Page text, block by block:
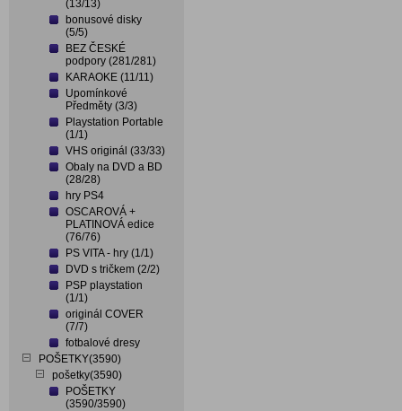
(13/13)
bonusové disky
(5/5)
BEZ ČESKÉ
podpory (281/281)
KARAOKE (11/11)
Upomínkové
Předměty (3/3)
Playstation Portable
(1/1)
VHS originál (33/33)
Obaly na DVD a BD
(28/28)
hry PS4
OSCAROVÁ +
PLATINOVÁ edice
(76/76)
PS VITA - hry (1/1)
DVD s tričkem (2/2)
PSP playstation
(1/1)
originál COVER
(7/7)
fotbalové dresy
POŠETKY(3590)
pošetky(3590)
POŠETKY
(3590/3590)